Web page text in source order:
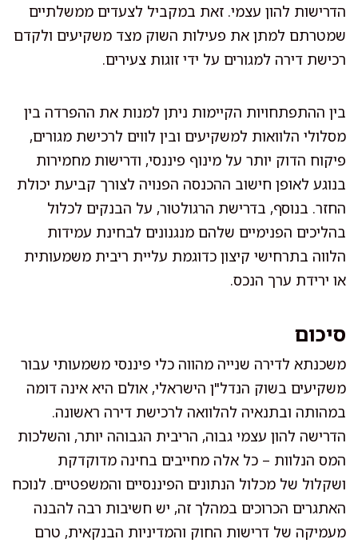
הדרישות להון עצמי. זאת במקביל לצעדים ממשלתיים
שמטרתם למתן את פעילות השוק מצד משקיעים ולקדם
רכישת דירה למגורים על ידי זוגות צעירים.
בין ההתפתחויות הקיימות ניתן למנות את ההפרדה בין
מסלולי הלוואות למשקיעים ובין לווים לרכישת מגורים,
פיקוח הדוק יותר על מינוף פיננסי, ודרישות מחמירות
בנוגע לאופן חישוב ההכנסה הפנויה לצורך קביעת יכולת
החזר. בנוסף, בדרישת הרגולטור, על הבנקים לכלול
בהליכים הפנימיים שלהם מנגנונים לבחינת עמידות
הלווה בתרחישי קיצון כדוגמת עליית ריבית משמעותית
או ירידת ערך הנכס.
סיכום
משכנתא לדירה שנייה מהווה כלי פיננסי משמעותי עבור
משקיעים בשוק הנדל"ן הישראלי, אולם היא אינה דומה
במהותה ובתנאיה להלוואה לרכישת דירה ראשונה.
הדרישה להון עצמי גבוה, הריבית הגבוהה יותר, והשלכות
המס הנלוות – כל אלה מחייבים בחינה מדוקדקת
ושקלול של מכלול הנתונים הפיננסיים והמשפטיים. לנוכח
האתגרים הכרוכים במהלך זה, יש חשיבות רבה להבנה
מעמיקה של דרישות החוק והמדיניות הבנקאית, טרם